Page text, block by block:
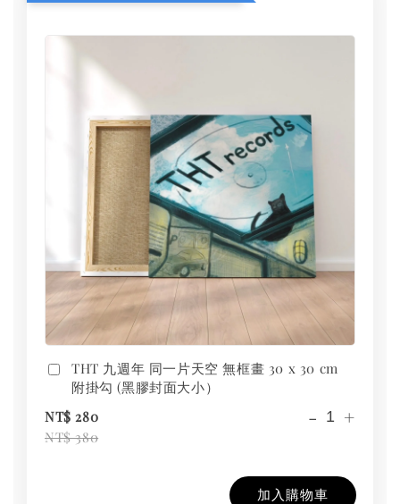
THT 九週年 同一片天空 無框畫 30 x 30 cm
附掛勾 (黑膠封面大小）
NT$ 280
NT$ 380
- +
加入購物車